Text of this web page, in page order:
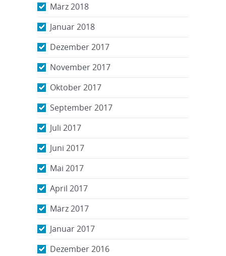
März 2018
Januar 2018
Dezember 2017
November 2017
Oktober 2017
September 2017
Juli 2017
Juni 2017
Mai 2017
April 2017
März 2017
Januar 2017
Dezember 2016